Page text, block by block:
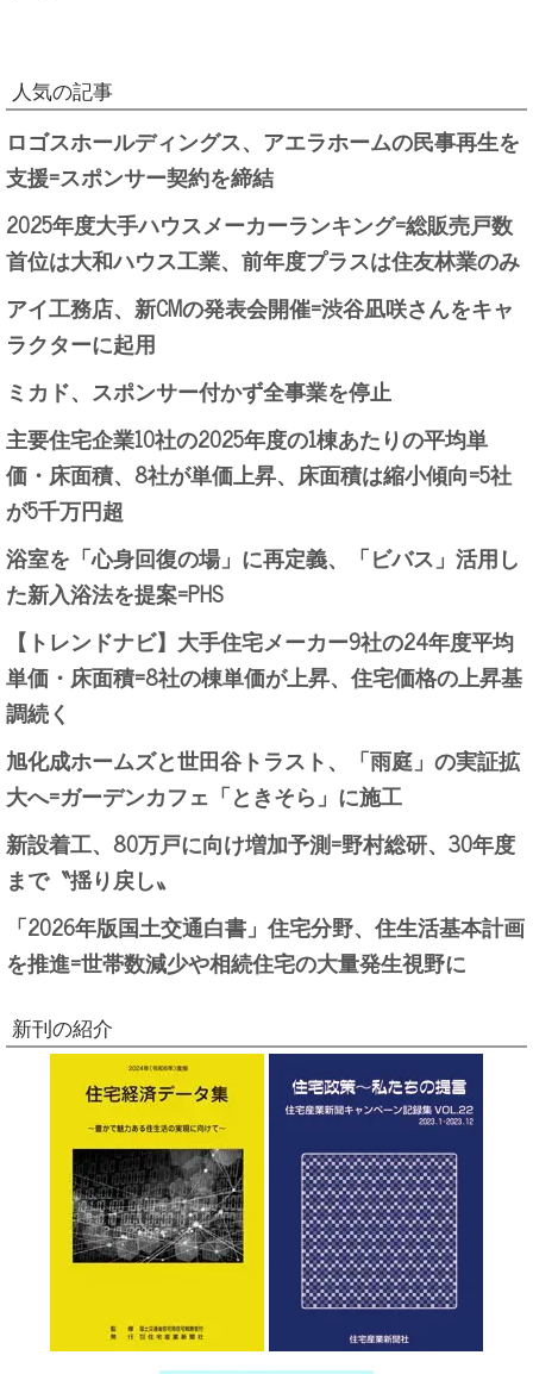
人気の記事
ロゴスホールディングス、アエラホームの民事再生を
支援=スポンサー契約を締結
2025年度大手ハウスメーカーランキング=総販売戸数
首位は大和ハウス工業、前年度プラスは住友林業のみ
アイ工務店、新CMの発表会開催=渋谷凪咲さんをキャ
ラクターに起用
ミカド、スポンサー付かず全事業を停止
主要住宅企業10社の2025年度の1棟あたりの平均単
価・床面積、8社が単価上昇、床面積は縮小傾向=5社
が5千万円超
浴室を「心身回復の場」に再定義、「ビバス」活用し
た新入浴法を提案=PHS
【トレンドナビ】大手住宅メーカー9社の24年度平均
単価・床面積=8社の棟単価が上昇、住宅価格の上昇基
調続く
旭化成ホームズと世田谷トラスト、「雨庭」の実証拡
大へ=ガーデンカフェ「ときそら」に施工
新設着工、80万戸に向け増加予測=野村総研、30年度
まで〝揺り戻し〟
「2026年版国土交通白書」住宅分野、住生活基本計画
を推進=世帯数減少や相続住宅の大量発生視野に
新刊の紹介